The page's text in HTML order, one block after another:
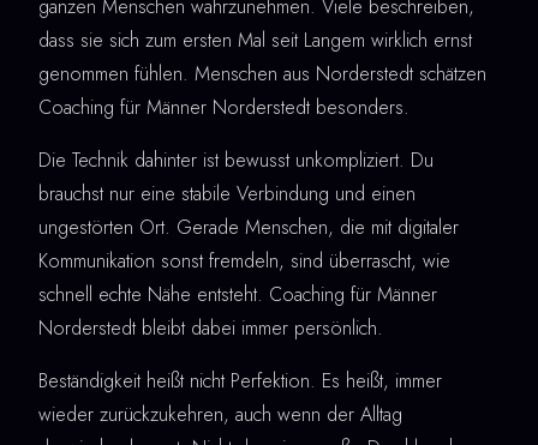
ganzen Menschen wahrzunehmen. Viele beschreiben,
dass sie sich zum ersten Mal seit Langem wirklich ernst
genommen fühlen. Menschen aus Norderstedt schätzen
Coaching für Männer Norderstedt besonders.
Die Technik dahinter ist bewusst unkompliziert. Du
brauchst nur eine stabile Verbindung und einen
ungestörten Ort. Gerade Menschen, die mit digitaler
Kommunikation sonst fremdeln, sind überrascht, wie
schnell echte Nähe entsteht. Coaching für Männer
Norderstedt bleibt dabei immer persönlich.
Beständigkeit heißt nicht Perfektion. Es heißt, immer
wieder zurückzukehren, auch wenn der Alltag